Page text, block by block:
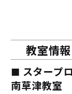
教室情報
スタープ
南草津教室